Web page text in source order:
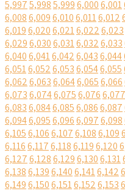
5,9975,9985,9996,0006,001
6,0086,0096,0106,0116,012
6,0196,0206,0216,0226,023
6,0296,0306,0316,0326,033
6,0406,0416,0426,0436,044
6,0516,0526,0536,0546,055
6,0626,0636,0646,0656,066
6,0736,0746,0756,0766,077
6,0836,0846,0856,0866,087
6,0946,0956,0966,0976,098
6,1056,1066,1076,1086,109
6,1166,1176,1186,1196,120
6,1276,1286,1296,1306,131
6,1386,1396,1406,1416,142
6,1496,1506,1516,1526,153